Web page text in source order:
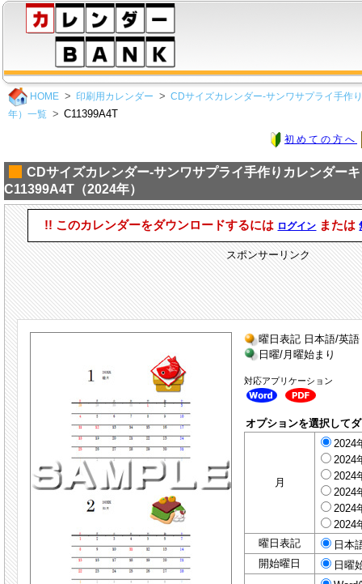
HOME 印刷用カレンダー
CDサイズカレンダー-サンワサプライ手作
年）一覧
C11399A4T
初めての方へ
CDサイズカレンダー-サンワサプライ手作りカレンダー
C11399A4T（2024年）
!! このカレンダーをダウンロードするには ログイン または
スポンサーリンク
曜日表記 日本語/英語
日曜/月曜始まり
対応アプリケーション
オプションを選択して
月
2024
2024
2024
2024
2024
2024
曜日表記
日本
開始曜日
日曜